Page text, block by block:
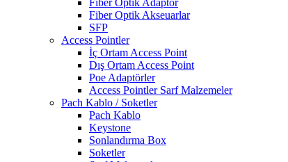
Fiber Optik Adaptör
Fiber Optik Akseuarlar
SFP
Access Pointler
İç Ortam Access Point
Dış Ortam Access Point
Poe Adaptörler
Access Pointler Sarf Malzemeler
Pach Kablo / Soketler
Pach Kablo
Keystone
Sonlandırma Box
Soketler